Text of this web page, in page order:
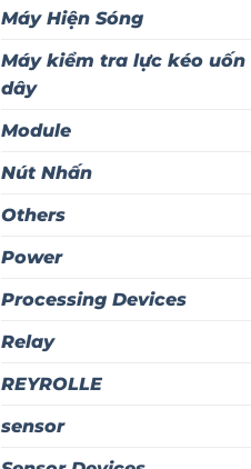
Máy Hiện Sóng
Máy kiểm tra lực kéo uốn
dây
Module
Nút Nhấn
Others
Power
Processing Devices
Relay
REYROLLE
sensor